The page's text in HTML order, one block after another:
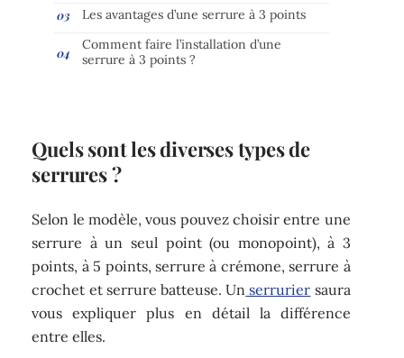
Les avantages d’une serrure à 3 points
Comment faire l’installation d’une
serrure à 3 points ?
Quels sont les diverses types de
serrures ?
Selon le modèle, vous pouvez choisir entre une
serrure à un seul point (ou monopoint), à 3
points, à 5 points, serrure à crémone, serrure à
crochet et serrure batteuse. Un serrurier saura
vous expliquer plus en détail la différence
entre elles.